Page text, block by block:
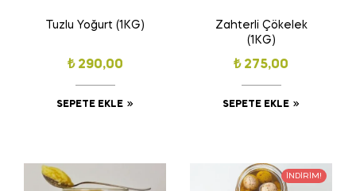
Tuzlu Yoğurt (1KG)
₺290,00
SEPETE EKLE
Zahterli Çökelek
(1KG)
₺275,00
SEPETE EKLE
İNDIRIM!